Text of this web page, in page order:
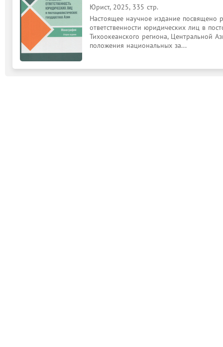
Юрист, 2025, 335 стр.
Настоящее научное издание посвящено
ответственности юридических лиц в
Тихоокеанского региона, Центральной
положения национальных за...